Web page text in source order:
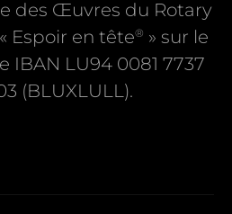
des Œuvres du Rotary
Espoir en tête® » sur le
IBAN LU94 0081 7737
(BLUXLULL).